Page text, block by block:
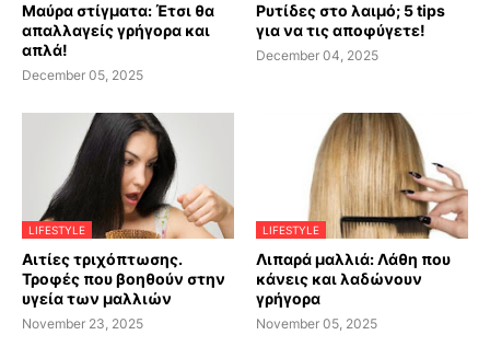
Μαύρα στίγματα: Έτσι θα
απαλλαγείς γρήγορα και
απλά!
December 05, 2025
Ρυτίδες στο λαιμό; 5 tips
για να τις αποφύγετε!
December 04, 2025
LIFESTYLE
Αιτίες τριχόπτωσης.
Τροφές που βοηθούν στην
υγεία των μαλλιών
November 23, 2025
LIFESTYLE
Λιπαρά μαλλιά: Λάθη που
κάνεις και λαδώνουν
γρήγορα
November 05, 2025